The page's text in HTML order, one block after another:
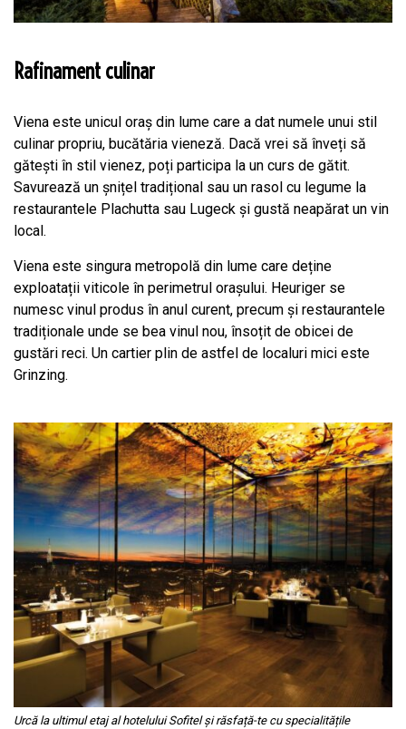
Rafinament culinar
Viena este unicul oraș din lume care a dat numele unui stil
culinar propriu, bucătăria vieneză. Dacă vrei să înveți să
gătești în stil vienez, poți participa la un curs de gătit.
Savurează un șnițel tradițional sau un rasol cu legume la
restaurantele Plachutta sau Lugeck și gustă neapărat un vin
local.
Viena este singura metropolă din lume care deține
exploatații viticole în perimetrul orașului. Heuriger se
numesc vinul produs în anul curent, precum și restaurantele
tradiționale unde se bea vinul nou, însoțit de obicei de
gustări reci. Un cartier plin de astfel de localuri mici este
Grinzing.
Urcă la ultimul etaj al hotelului Sofitel și răsfață-te cu specialitățile